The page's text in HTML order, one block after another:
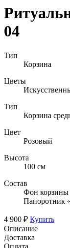
04
Тип
Корзина
Цветы
Тип
Корзина
Цвет
Розовый
Высота
100 см
Состав
Фон корзины
Папоротник
4 900 ₽ Купить
Описание
Доставка
Оплата